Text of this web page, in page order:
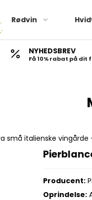
Rødvin
NYHEDSBREV
Få 10% rabat på dit
små italienske
Producent:
Oprindelse: